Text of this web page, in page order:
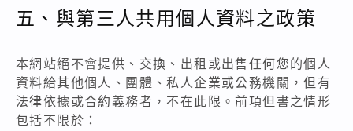
五、與第三人共用個人資料之政策
本網站絕不會提供、交換、出租或出售任何您的個人
資料給其他個人、團體、私人企業或公務機關，但有
法律依據或合約義務者，不在此限。前項但書之情形
包括不限於：